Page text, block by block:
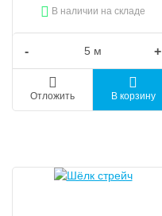
В наличии на складе
- +
Отложить В корзину